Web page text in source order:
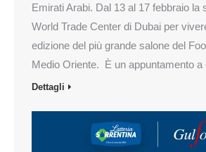
Emirati Arabi. Dal 13 al 17 febbraio la
World Trade Center di Dubai per
edizione del più grande salone del
Medio Oriente. È un appuntamento
Dettagli